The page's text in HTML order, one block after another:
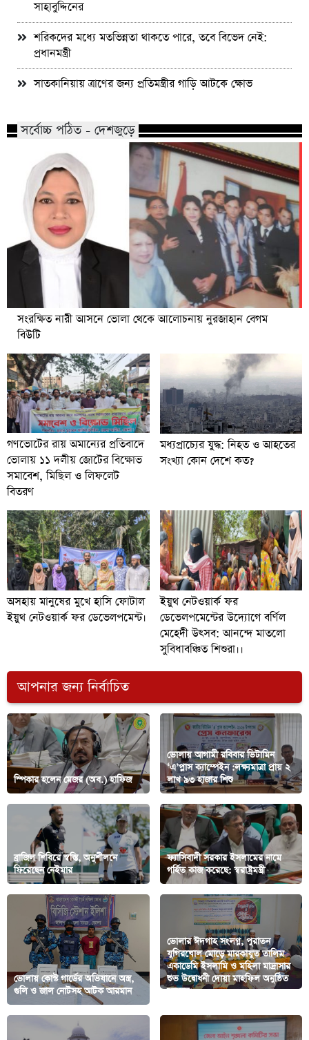
সাহাবুদ্দিনের
শরিকদের মধ্যে মতভিন্নতা থাকতে পারে, তবে বিভেদ নেই:
প্রধানমন্ত্রী
সাতকানিয়ায় ত্রাণের জন্য প্রতিমন্ত্রীর গাড়ি আটকে ক্ষোভ
সর্বোচ্চ পঠিত - দেশজুড়ে
সংরক্ষিত নারী আসনে ভোলা থেকে আলোচনায় নুরজাহান বেগম
বিউটি
গণভোটের রায় অমান্যের প্রতিবাদে
ভোলায় ১১ দলীয় জোটের বিক্ষোভ
সমাবেশ, মিছিল ও লিফলেট
বিতরণ
মধ্যপ্রাচ্যের যুদ্ধ: নিহত ও আহতের
সংখ্যা কোন দেশে কত?
অসহায় মানুষের মুখে হাসি ফোটাল
ইয়ুথ নেটওয়ার্ক ফর ডেভেলপমেন্ট।
ইয়ুথ নেটওয়ার্ক ফর
ডেভেলপমেন্টের উদ্যোগে বর্ণিল
মেহেদী উৎসব: আনন্দে মাতলো
সুবিধাবঞ্চিত শিশুরা।।
আপনার জন্য নির্বাচিত
স্পিকার হলেন মেজর (অব.) হাফিজ
ভোলায় আগামী রবিবার ভিটামিন
‘এ’প্লাস ক্যাম্পেইন :লক্ষ্যমাত্রা প্রায় ২
লাখ ৯৩ হাজার শিশু
ব্রাজিল শিবিরে স্বস্তি, অনুশীলনে
ফিরেছেন নেইমার
ফ্যাসিবাদী সরকার ইসলামের নামে
গর্হিত কাজ করেছে: স্বরাষ্ট্রমন্ত্রী
ভোলায় কোস্ট গার্ডের অভিযানে অস্ত্র,
গুলি ও জাল নোটসহ আটক আরমান
ভোলার ঈদগাহ সংলগ্ন, পুরাতন
যুগিরঘোল মোড়ে মারকাযুত তালিম
একাডেমি ইসলামি ও মহিলা মাদ্রাসার
শুভ উদ্বোধনী দোয়া মাহফিল অনুষ্ঠিত
হয়েছে।